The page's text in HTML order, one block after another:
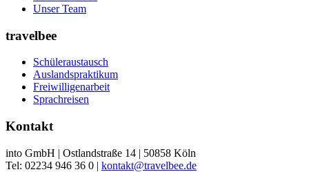
Unser Team
travelbee
Schüleraustausch
Auslandspraktikum
Freiwilligenarbeit
Sprachreisen
Kontakt
into GmbH | Ostlandstraße 14 | 50858 Köln
Tel: 02234 946 36 0 | kontakt@travelbee.de